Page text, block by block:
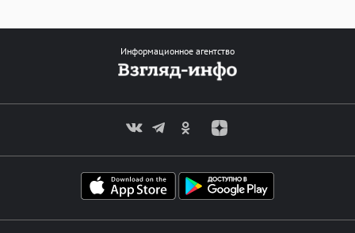
Информационное агентство